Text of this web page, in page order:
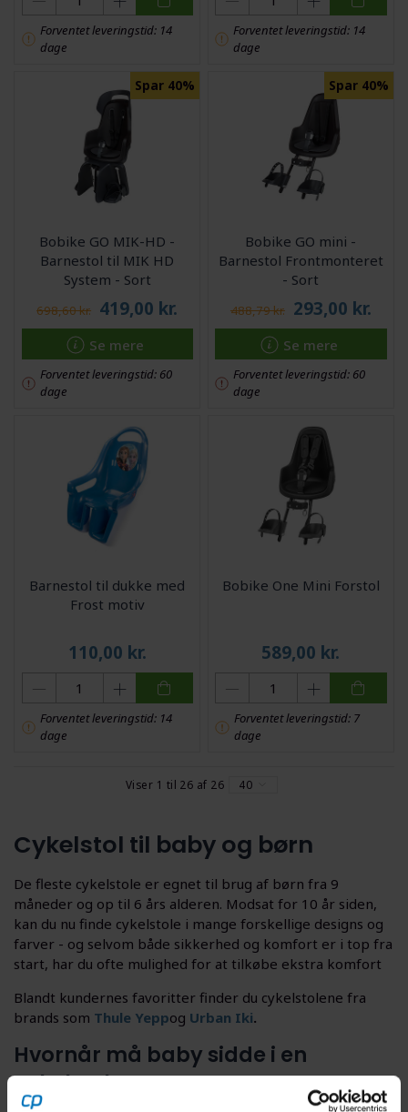
Forventet leveringstid: 14
dage
Forventet leveringstid: 14
dage
Spar 40%
Bobike GO MIK-HD -
Barnestol til MIK HD
System - Sort
698,60 kr. 419,00 kr.
Se mere
Forventet leveringstid: 60
dage
Spar 40%
Bobike GO mini -
Barnestol Frontmonteret
- Sort
488,79 kr. 293,00 kr.
Se mere
Forventet leveringstid: 60
dage
Barnestol til dukke med
Frost motiv
110,00 kr.
Forventet leveringstid: 14
dage
Bobike One Mini Forstol
589,00 kr.
Forventet leveringstid: 7
dage
Viser 1 til 26 af 26 40
Cykelstol til baby og børn
De fleste cykelstole er egnet til brug af børn fra 9
måneder og op til 6 års alderen. Modsat for 10 år siden,
kan du nu finde cykelstole i mange forskellige designs og
farver - og selvom både sikkerhed og komfort er i top fra
start, har du ofte mulighed for at tilkøbe ekstra komfort
Blandt kundernes favoritter finder du cykelstolene fra
brands som Thule Yeppog Urban Iki.
Hvornår må baby sidde i en
cykelstol?